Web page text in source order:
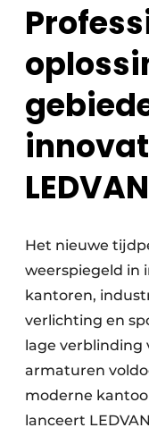
Het nieuwe
weerspiegeld in
kantoren,
verlichting en
lage verblinding
armaturen
moderne
lanceert